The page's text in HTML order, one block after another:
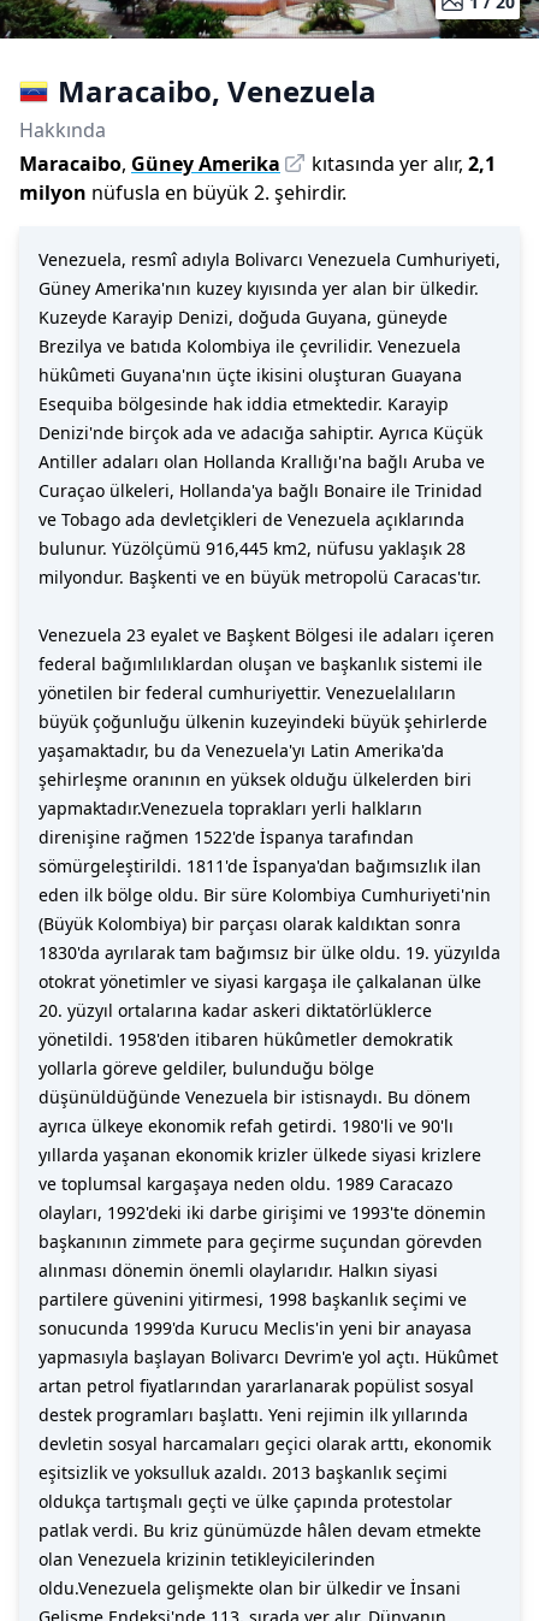
Maracaibo, Venezuela
Hakkında
Maracaibo, Güney Amerika kıtasında yer alır, 2,1
milyon nüfusla en büyük 2. şehirdir.
Venezuela, resmî adıyla Bolivarcı Venezuela Cumhuriyeti,
Güney Amerika'nın kuzey kıyısında yer alan bir ülkedir.
Kuzeyde Karayip Denizi, doğuda Guyana, güneyde
Brezilya ve batıda Kolombiya ile çevrilidir. Venezuela
hükûmeti Guyana'nın üçte ikisini oluşturan Guayana
Esequiba bölgesinde hak iddia etmektedir. Karayip
Denizi'nde birçok ada ve adacığa sahiptir. Ayrıca Küçük
Antiller adaları olan Hollanda Krallığı'na bağlı Aruba ve
Curaçao ülkeleri, Hollanda'ya bağlı Bonaire ile Trinidad
ve Tobago ada devletçikleri de Venezuela açıklarında
bulunur. Yüzölçümü 916,445 km2, nüfusu yaklaşık 28
milyondur. Başkenti ve en büyük metropolü Caracas'tır.
Venezuela 23 eyalet ve Başkent Bölgesi ile adaları içeren
federal bağımlılıklardan oluşan ve başkanlık sistemi ile
yönetilen bir federal cumhuriyettir. Venezuelalıların
büyük çoğunluğu ülkenin kuzeyindeki büyük şehirlerde
yaşamaktadır, bu da Venezuela'yı Latin Amerika'da
şehirleşme oranının en yüksek olduğu ülkelerden biri
yapmaktadır.Venezuela toprakları yerli halkların
direnişine rağmen 1522'de İspanya tarafından
sömürgeleştirildi. 1811'de İspanya'dan bağımsızlık ilan
eden ilk bölge oldu. Bir süre Kolombiya Cumhuriyeti'nin
(Büyük Kolombiya) bir parçası olarak kaldıktan sonra
1830'da ayrılarak tam bağımsız bir ülke oldu. 19. yüzyılda
otokrat yönetimler ve siyasi kargaşa ile çalkalanan ülke
20. yüzyıl ortalarına kadar askeri diktatörlüklerce
yönetildi. 1958'den itibaren hükûmetler demokratik
yollarla göreve geldiler, bulunduğu bölge
düşünüldüğünde Venezuela bir istisnaydı. Bu dönem
ayrıca ülkeye ekonomik refah getirdi. 1980'li ve 90'lı
yıllarda yaşanan ekonomik krizler ülkede siyasi krizlere
ve toplumsal kargaşaya neden oldu. 1989 Caracazo
olayları, 1992'deki iki darbe girişimi ve 1993'te dönemin
başkanının zimmete para geçirme suçundan görevden
alınması dönemin önemli olaylarıdır. Halkın siyasi
partilere güvenini yitirmesi, 1998 başkanlık seçimi ve
sonucunda 1999'da Kurucu Meclis'in yeni bir anayasa
yapmasıyla başlayan Bolivarcı Devrim'e yol açtı. Hükûmet
artan petrol fiyatlarından yararlanarak popülist sosyal
destek programları başlattı. Yeni rejimin ilk yıllarında
devletin sosyal harcamaları geçici olarak arttı, ekonomik
eşitsizlik ve yoksulluk azaldı. 2013 başkanlık seçimi
oldukça tartışmalı geçti ve ülke çapında protestolar
patlak verdi. Bu kriz günümüzde hâlen devam etmekte
olan Venezuela krizinin tetikleyicilerinden
oldu.Venezuela gelişmekte olan bir ülkedir ve İnsani